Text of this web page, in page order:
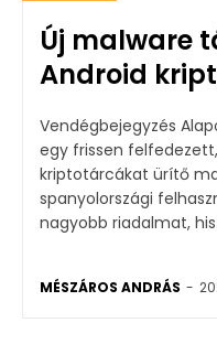
Új malware
Android
Vendégbejegyzés Alaposan felkavarta a kedélyeket
egy frissen
kriptotárcákat ürítő malware. Főleg a
spanyolországi
nagyobb riadalmat,
MÉSZÁROS ANDRÁS -